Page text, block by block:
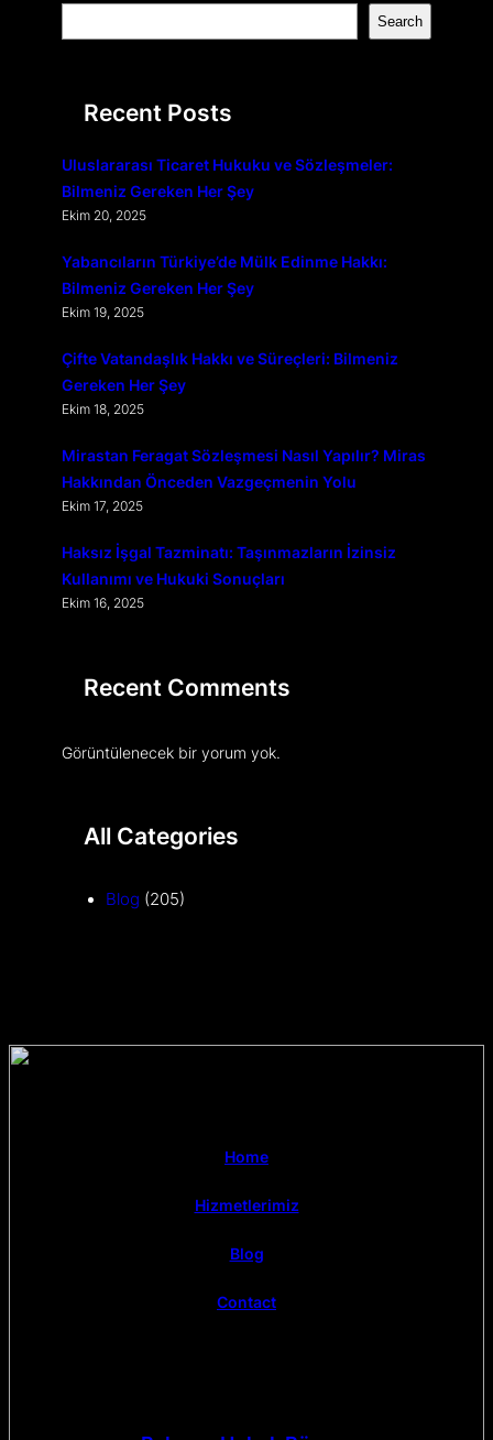
e
Search
Recent Posts
Uluslararası Ticaret Hukuku ve Sözleşmeler:
Bilmeniz Gereken Her Şey
Ekim 20, 2025
Yabancıların Türkiye’de Mülk Edinme Hakkı:
Bilmeniz Gereken Her Şey
Ekim 19, 2025
Çifte Vatandaşlık Hakkı ve Süreçleri: Bilmeniz
Gereken Her Şey
Ekim 18, 2025
Mirastan Feragat Sözleşmesi Nasıl Yapılır? Miras
Hakkından Önceden Vazgeçmenin Yolu
Ekim 17, 2025
Haksız İşgal Tazminatı: Taşınmazların İzinsiz
Kullanımı ve Hukuki Sonuçları
Ekim 16, 2025
Recent Comments
Görüntülenecek bir yorum yok.
All Categories
Blog (205)
Home
Hizmetlerimiz
Blog
Contact